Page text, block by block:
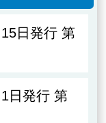
日発行 第
日発行 第